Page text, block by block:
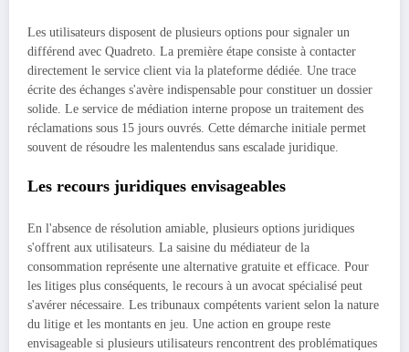
Les utilisateurs disposent de plusieurs options pour signaler un
différend avec Quadreto. La première étape consiste à contacter
directement le service client via la plateforme dédiée. Une trace
écrite des échanges s'avère indispensable pour constituer un dossier
solide. Le service de médiation interne propose un traitement des
réclamations sous 15 jours ouvrés. Cette démarche initiale permet
souvent de résoudre les malentendus sans escalade juridique.
Les recours juridiques envisageables
En l'absence de résolution amiable, plusieurs options juridiques
s'offrent aux utilisateurs. La saisine du médiateur de la
consommation représente une alternative gratuite et efficace. Pour
les litiges plus conséquents, le recours à un avocat spécialisé peut
s'avérer nécessaire. Les tribunaux compétents varient selon la nature
du litige et les montants en jeu. Une action en groupe reste
envisageable si plusieurs utilisateurs rencontrent des problématiques